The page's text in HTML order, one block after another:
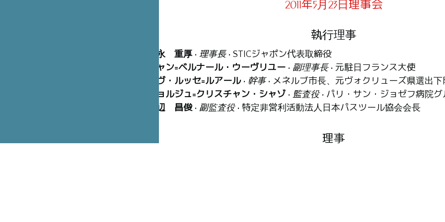
2011年5月23日理事会
執行理事
冨永 重厚 • 理事長• STICジャポン代表取締役
ジャン=ベルナール・ウーヴリユー • 副理事長 • 元駐日フランス大使
イヴ・ルッセ=ルアール • 幹事 • メネルブ市長、元ヴォクリューズ県選出下
ジョルジュ=クリスチャン・シャゾ • 監査役 • パリ・サン・ジョゼフ病院
渡辺 昌俊 • 副監査役• 特定非営利活動法人日本パスツール協会会長
理事